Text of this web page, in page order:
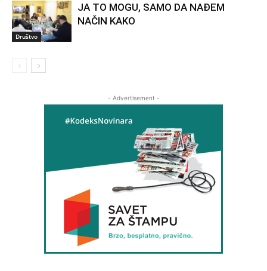
Društvo
JA TO MOGU, SAMO DA NAĐEM
NAČIN KAKO
- Advertisement -